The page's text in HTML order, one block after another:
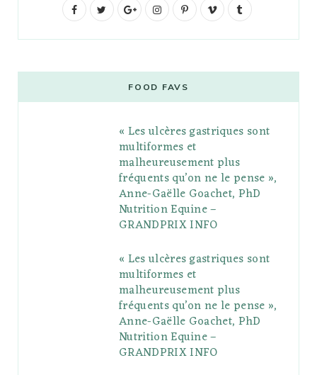
F
b
t
G
g
l
e
P
l
s
I
t
a
g
r
a
m
P
e
r
e
s
V
o
l
r
FOOD FAVS
« Les ulcères gastriques sont
multiformes et
malheureusement plus
fréquents qu’on ne le pense »,
Anne-Gaëlle Goachet, PhD
Nutrition Equine –
GRANDPRIX INFO
« Les ulcères gastriques sont
multiformes et
malheureusement plus
fréquents qu’on ne le pense »,
Anne-Gaëlle Goachet, PhD
Nutrition Equine –
GRANDPRIX INFO